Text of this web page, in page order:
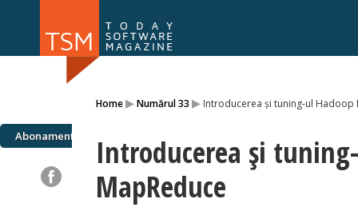
Home▸Numărul 33 ▸ Introducerea și tuning-ul Hadoop
Abonamente
Introducerea și
MapReduce